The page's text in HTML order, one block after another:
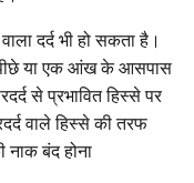
दर्द भी हो सकता है।
या एक आंख के आसपास
से प्रभावित हिस्से पर
वाले हिस्से की तरफ
बंद होना